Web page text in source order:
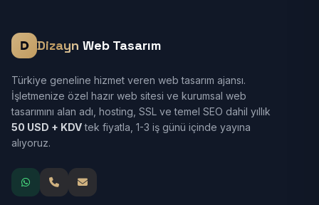
Dizayn Web Tasarım
Türkiye geneline hizmet veren web tasarım ajansı.
İşletmenize özel hazır web sitesi ve kurumsal web
tasarımını alan adı, hosting, SSL ve temel SEO dahil yıllık
50 USD + KDVtek fiyatla, 1-3 iş günü içinde yayına
alıyoruz.